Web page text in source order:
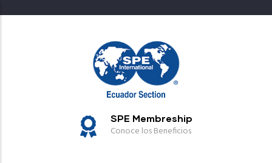
SPE Membreship
Conoce los Beneficios